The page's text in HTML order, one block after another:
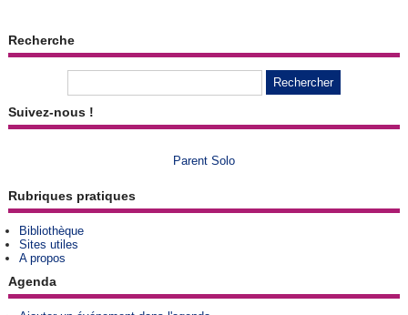
Recherche
Suivez-nous !
Parent Solo
Rubriques pratiques
Bibliothèque
Sites utiles
A propos
Agenda